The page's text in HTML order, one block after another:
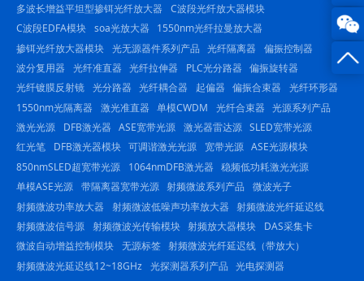
线咨
询
0816
多波长增益平坦型掺铒光纤放大器
C波段光纤放大器模块
C波段EDFA模块 soa光放大器
1550nm光纤拉曼放大器
掺铒光纤放大器模块 光无源器件系列产品 光纤隔离器
偏振控制器
波分复用器
光纤准直器 光纤拉伸器 PLC光分路器
偏振旋转器
光纤镀膜反射镜 光分路器 光纤耦合器 起偏器 偏振合束器
光纤环形器
1550nm光隔离器
激光准直器 单模CWDM 光纤合束器
光源系列产品
激光光源
DFB激光器 ASE宽带光源 激光器雷达源 SLED宽带光源
红光笔
DFB激光器模块 可调谐激光光源 宽带光源 ASE光源模块
850nmSLED超宽带光源
1064nmDFB激光器 稳频低功耗激光光源
单模ASE光源 带隔离器宽带光源 射频微波系列产品
微波光子
射频微波功率放大器
射频微波低噪声功率放大器 射频微波光纤延迟线
射频微波信号源 射频微波光传输模块 射频放大器模块
DAS采集卡
微波自动增益控制模块 无源标签 射频微波光纤延迟线（带放大）
射频微波光延迟线12~18GHz 光探测器系列产品 光电探测器